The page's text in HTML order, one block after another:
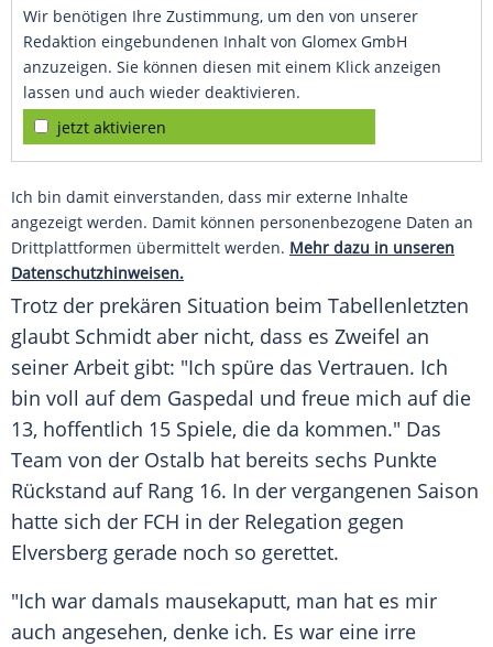
Wir benötigen Ihre Zustimmung, um den von unserer
Redaktion eingebundenen Inhalt von Glomex GmbH
anzuzeigen. Sie können diesen mit einem Klick anzeigen
lassen und auch wieder deaktivieren.
jetzt aktivieren
Ich bin damit einverstanden, dass mir externe Inhalte
angezeigt werden. Damit können personenbezogene Daten an
Drittplattformen übermittelt werden. Mehr dazu in unseren
Datenschutzhinweisen.
Trotz der prekären Situation beim Tabellenletzten
glaubt Schmidt aber nicht, dass es Zweifel an
seiner Arbeit gibt: "Ich spüre das Vertrauen. Ich
bin voll auf dem Gaspedal und freue mich auf die
13, hoffentlich 15 Spiele, die da kommen." Das
Team von der Ostalb hat bereits sechs Punkte
Rückstand auf Rang 16. In der vergangenen Saison
hatte sich der FCH in der Relegation gegen
Elversberg gerade noch so gerettet.
"Ich war damals mausekaputt, man hat es mir
auch angesehen, denke ich. Es war eine irre